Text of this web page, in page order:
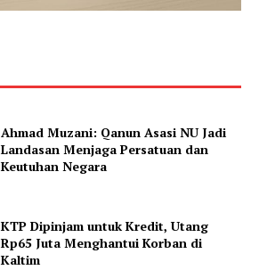
Ahmad Muzani: Qanun Asasi NU Jadi
Landasan Menjaga Persatuan dan
Keutuhan Negara
KTP Dipinjam untuk Kredit, Utang
Rp65 Juta Menghantui Korban di
Kaltim